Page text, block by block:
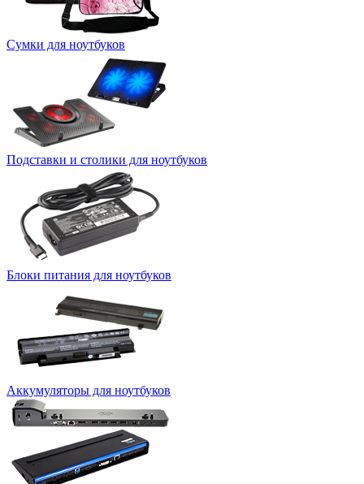
Сумки для ноутбуков
Подставки и столики для ноутбуков
Блоки питания для ноутбуков
Аккумуляторы для ноутбуков